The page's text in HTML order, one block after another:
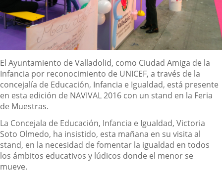
Descripción
El Ayuntamiento de Valladolid, como Ciudad Amiga de la
Infancia por reconocimiento de UNICEF, a través de la
concejalía de Educación, Infancia e Igualdad, está presente
en esta edición de NAVIVAL 2016 con un stand en la Feria
de Muestras.
La Concejala de Educación, Infancia e Igualdad, Victoria
Soto Olmedo, ha insistido, esta mañana en su visita al
stand, en la necesidad de fomentar la igualdad en todos
los ámbitos educativos y lúdicos donde el menor se
mueve.